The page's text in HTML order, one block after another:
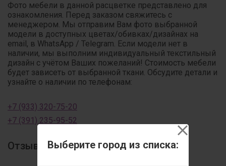
Выберите город из списка:
Фото мебели в данной расцветке представлено для
ознакомления. Перед заказом свяжитесь с
менеджером. Мы отправим Вам фото выбранной
модели в доступных цветах/обивках/дизайнах на
email, в WhatsApp / Telegram. Если модели нет в
наличии, мы выполним индивидуальный текстильный
дизайн с учётом Ваших пожеланий! Стоимость мебели
будет зависеть от выбранной ткани. Обсудите детали и
узнайте о наличии по телефонам:
+7 (933) 320-75-20
+7 (391) 235-95-52
Отзывы